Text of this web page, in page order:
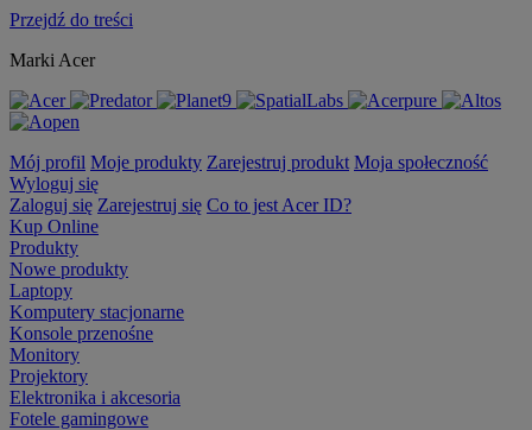
Przejdź do treści
Marki Acer
Mój profil Moje produkty Zarejestruj produkt Moja społeczność
Wyloguj się
Zaloguj się Zarejestruj się Co to jest Acer ID?
Kup Online
Produkty
Nowe produkty
Laptopy
Komputery stacjonarne
Konsole przenośne
Monitory
Projektory
Elektronika i akcesoria
Fotele gamingowe